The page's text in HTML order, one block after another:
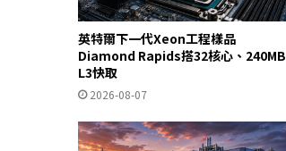
英特爾下一代Xeon工程樣品
Diamond Rapids搭32核心、240MB
L3快取
2026-08-07